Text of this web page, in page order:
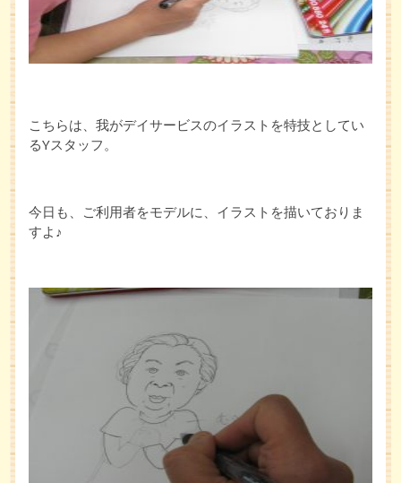
こちらは、我がデイサービスのイラストを特技としてい
るYスタッフ。
今日も、ご利用者をモデルに、イラストを描いておりま
すよ♪